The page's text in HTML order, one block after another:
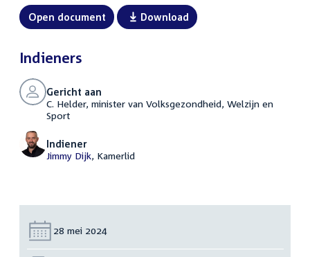
Open document Download
Indieners
Gericht aan
C. Helder, minister van Volksgezondheid, Welzijn en
Sport
Indiener
Jimmy Dijk, Kamerlid
Datum:
28 mei 2024